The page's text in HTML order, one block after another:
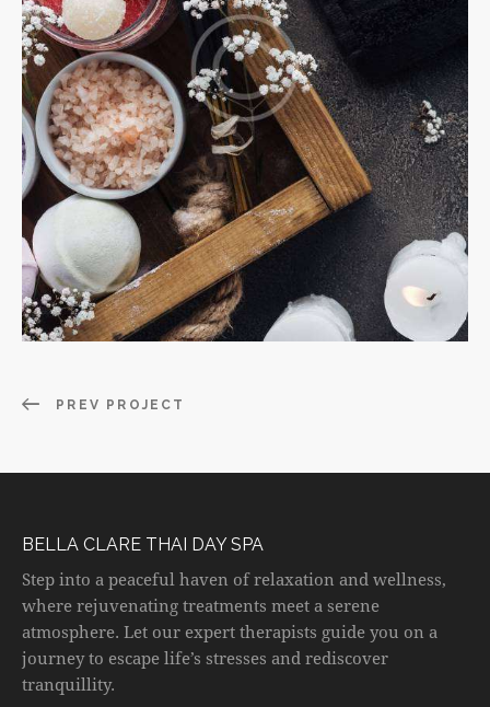
PREV PROJECT
BELLA CLARE THAI DAY SPA
Step into a peaceful haven of relaxation and wellness,
where rejuvenating treatments meet a serene
atmosphere. Let our expert therapists guide you on a
journey to escape life’s stresses and rediscover
tranquillity.